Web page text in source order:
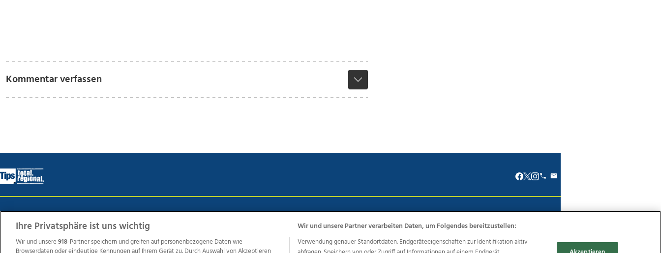
Kommentar verfassen
Ihre Privatsphäre ist uns wichtig
Wir und unsere918-Partner speichern und greifen auf personenbezogene Daten wie
Wir und unsere Partner verarbeiten Daten, um Folgendes bereitzustellen:
Verwendung genauer Standortdaten. Endgeräteeigenschaften zur Identifikation aktiv